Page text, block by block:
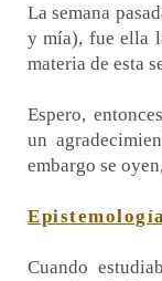
La semana
y mía), fue ella
materia de esta
Espero,
un
embargo se
Cuando